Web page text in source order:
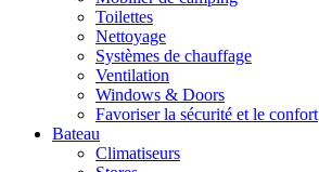
Toilettes
Nettoyage
Systèmes de chauffage
Ventilation
Windows & Doors
Favoriser la sécurité et le confort
Bateau
Climatiseurs